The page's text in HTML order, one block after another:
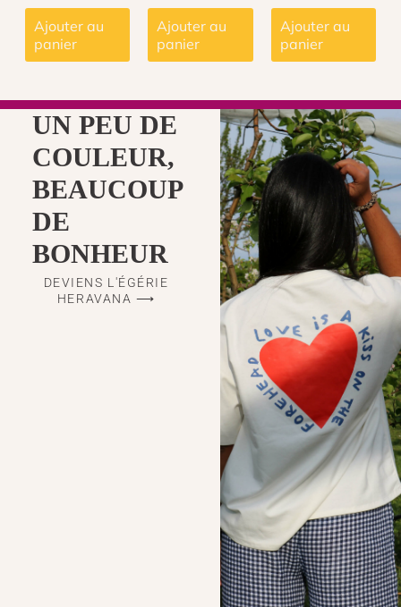
Ajouter au
panier
Ajouter au
panier
Ajouter au
panier
UN PEU DE
COULEUR,
BEAUCOUP
DE
BONHEUR
DEVIENS L'ÉGÉRIE
HERAVANA ⟶